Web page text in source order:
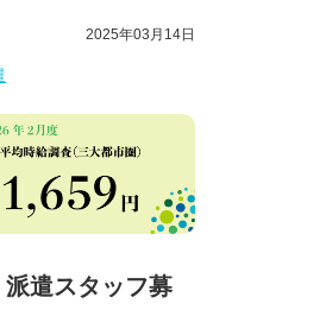
2025年03月14日
遣スタッフ募